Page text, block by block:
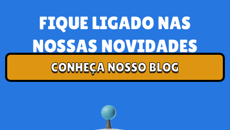
FIQUE LIGADO NAS
NOSSAS NOVIDADES
CONHEÇA NOSSO BLOG